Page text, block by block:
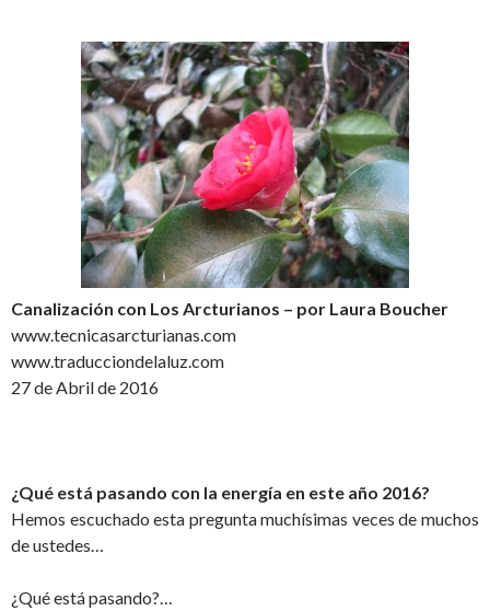
Canalización con Los Arcturianos – por Laura Boucher
www.tecnicasarcturianas.com
www.traducciondelaluz.com
27 de Abril de 2016
¿Qué está pasando con la energía en este año 2016?
Hemos escuchado esta pregunta muchísimas veces de muchos
de ustedes…
¿Qué está pasando?…